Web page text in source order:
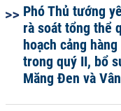
Phó Thủ tướng
rà soát tổng thể
hoạch cảng
trong quý II, bổ
Măng Đen và